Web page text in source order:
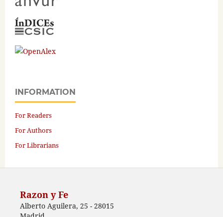
INFORMATION
For Readers
For Authors
For Librarians
Razon y Fe
Alberto Aguilera, 25 - 28015